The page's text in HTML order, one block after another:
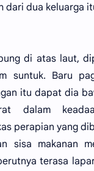
dari dua keluarga
di atas laut,
suntuk. Baru
itu dapat dia
dalam
perapian yang
sisa makanan
terasa